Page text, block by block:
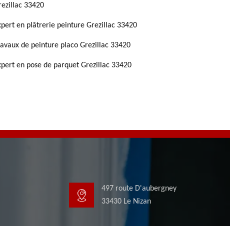
33420
en plâtrerie peinture Grezillac 33420
de peinture placo Grezillac 33420
en pose de parquet Grezillac 33420
497 route D'aubergney
33430 Le Nizan